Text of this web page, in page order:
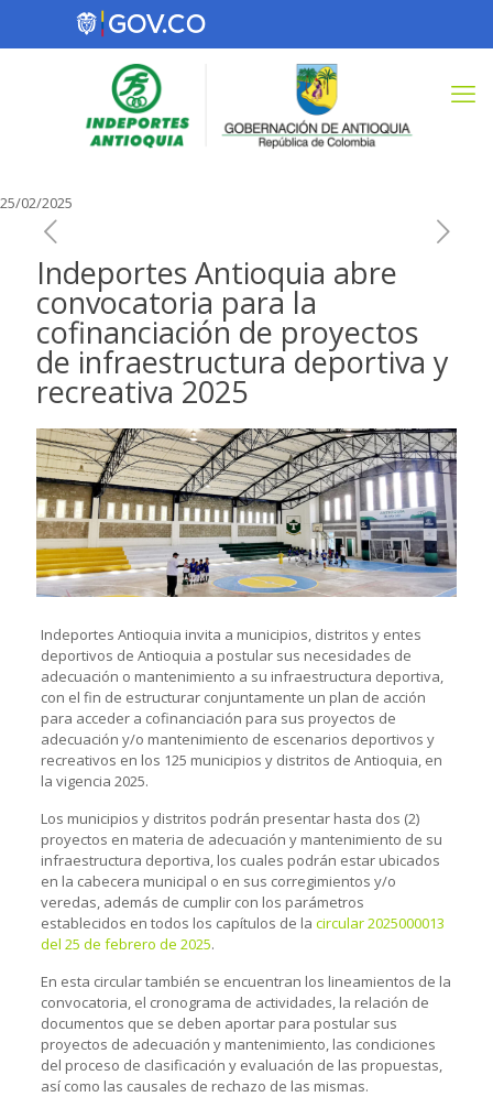
25/02/2025
Indeportes Antioquia abre
convocatoria para la
cofinanciación de proyectos
de infraestructura deportiva y
recreativa 2025
Indeportes Antioquia invita a municipios, distritos y entes
deportivos de Antioquia a postular sus necesidades de
adecuación o mantenimiento a su infraestructura deportiva,
con el fin de estructurar conjuntamente un plan de acción
para acceder a cofinanciación para sus proyectos de
adecuación y/o mantenimiento de escenarios deportivos y
recreativos en los 125 municipios y distritos de Antioquia, en
la vigencia 2025.
Los municipios y distritos podrán presentar hasta dos (2)
proyectos en materia de adecuación y mantenimiento de su
infraestructura deportiva, los cuales podrán estar ubicados
en la cabecera municipal o en sus corregimientos y/o
veredas, además de cumplir con los parámetros
establecidos en todos los capítulos de la circular 2025000013
del 25 de febrero de 2025.
En esta circular también se encuentran los lineamientos de la
convocatoria, el cronograma de actividades, la relación de
documentos que se deben aportar para postular sus
proyectos de adecuación y mantenimiento, las condiciones
del proceso de clasificación y evaluación de las propuestas,
así como las causales de rechazo de las mismas.